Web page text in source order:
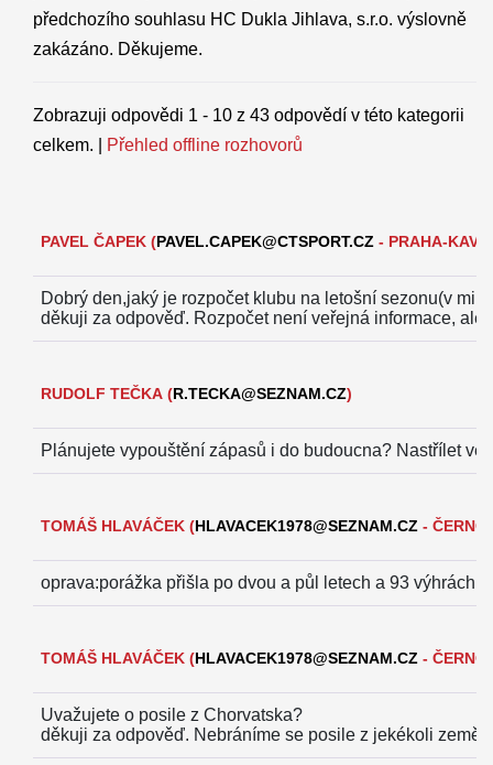
předchozího souhlasu HC Dukla Jihlava, s.r.o. výslovně
zakázáno. Děkujeme.
Zobrazuji odpovědi 1 - 10 z 43 odpovědí v této kategorii
celkem. |
Přehled offline rozhovorů
PAVEL ČAPEK (PAVEL.CAPEK@CTSPORT.CZ - PRAHA-
Dobrý den,jaký je rozpočet klubu na letošní sezonu(v
děkuji za odpověď. Rozpočet není veřejná informace,
RUDOLF TEČKA (R.TECKA@SEZNAM.CZ)
Plánujete vypouštění zápasů i do budoucna? Nastřílet
TOMÁŠ HLAVÁČEK (HLAVACEK1978@SEZNAM.CZ -
oprava:porážka přišla po dvou a půl letech a 93
TOMÁŠ HLAVÁČEK (HLAVACEK1978@SEZNAM.CZ -
Uvažujete o posile z Chorvatska?
děkuji za odpověď. Nebráníme se posile z jekékoli země,